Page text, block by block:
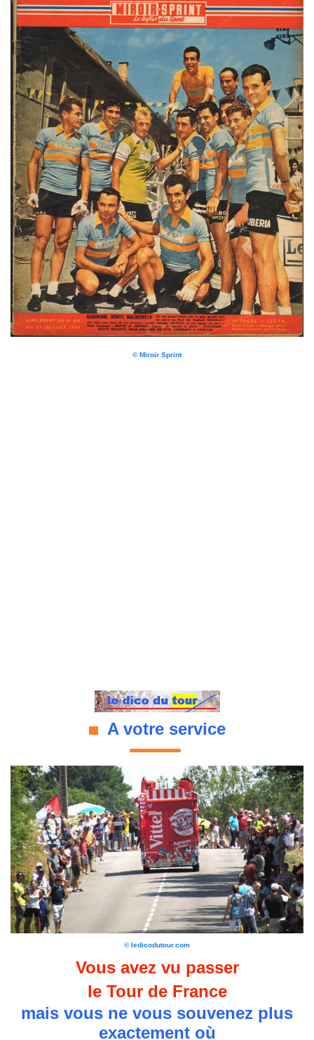
© Miroir Sprint
A votre service
© ledicodutour.com
Vous avez vu passer
le Tour de France
mais vous ne vous souvenez plus
exactement où